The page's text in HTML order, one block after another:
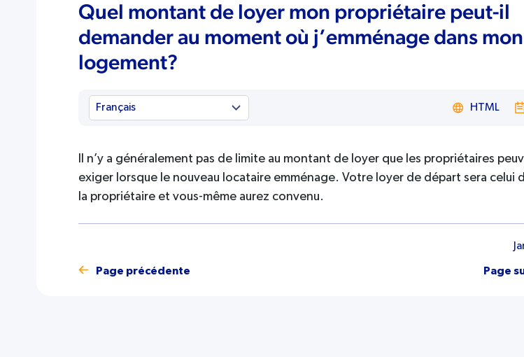
Quel montant de loyer mon propriétaire peut-il
demander au moment où j’emménage dans mon
logement?
HTML
Il n’y a généralement pas de limite au montant de loyer que les propriétaires
exiger lorsque le nouveau locataire emménage. Votre loyer de départ sera celui
la propriétaire et vous-même aurez convenu.
Page précédente Page